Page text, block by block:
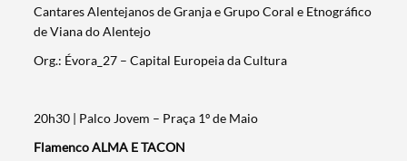
Cantares Alentejanos de Granja e Grupo Coral e Etnográfico
de Viana do Alentejo
Org.: Évora_27 – Capital Europeia da Cultura
20h30 | Palco Jovem – Praça 1º de Maio
Flamenco ALMA E TACON